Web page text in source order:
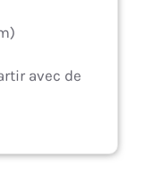
avec de